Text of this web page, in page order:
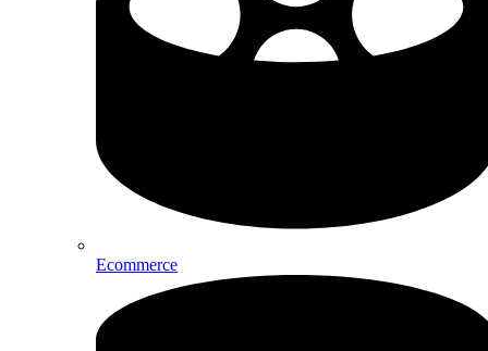
Ecommerce